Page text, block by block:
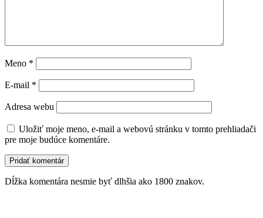
Meno *
E-mail *
Adresa webu
Uložiť moje meno, e-mail a webovú stránku v tomto prehliadači
pre moje budúce komentáre.
Dĺžka komentára nesmie byť dlhšia ako 1800 znakov.